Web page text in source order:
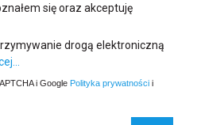
się oraz akceptuję
drogą elektroniczną
i Google Polityka prywatności i